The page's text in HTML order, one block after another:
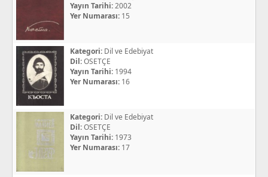
Yayın Tarihi:2002
Yer Numarası: 15
Kategori: Dil ve Edebiyat
Dil:OSETÇE
Yayın Tarihi: 1994
Yer Numarası: 16
Kategori: Dil ve Edebiyat
Dil:OSETÇE
Yayın Tarihi: 1973
Yer Numarası: 17